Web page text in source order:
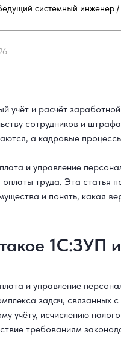
системный инженер
учёт и расчёт
сотрудников и
а кадровые
и управление
оплаты труда. Эта статья
и понять, какая
1С:ЗУП
и управление
задач, связанных
учёту, исчислению
требованиям